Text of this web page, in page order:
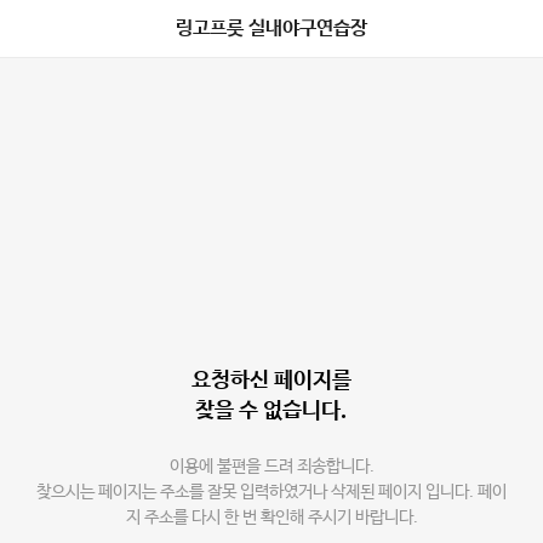
링고프룻 실내야구연습장
요청하신 페이지를
찾을 수 없습니다.
이용에 불편을 드려 죄송합니다.
찾으시는 페이지는 주소를 잘못 입력하였거나 삭제된 페이지 입니다. 페이
지 주소를 다시 한 번 확인해 주시기 바랍니다.